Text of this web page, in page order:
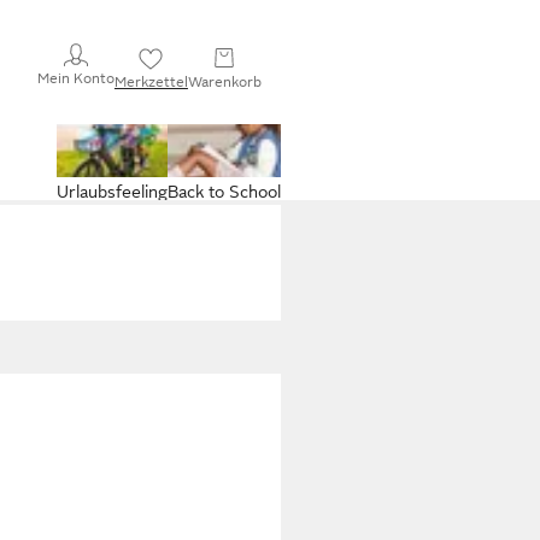
Mein KontoMerkzettelWarenkorb
Back to School
Urlaubsfeeling